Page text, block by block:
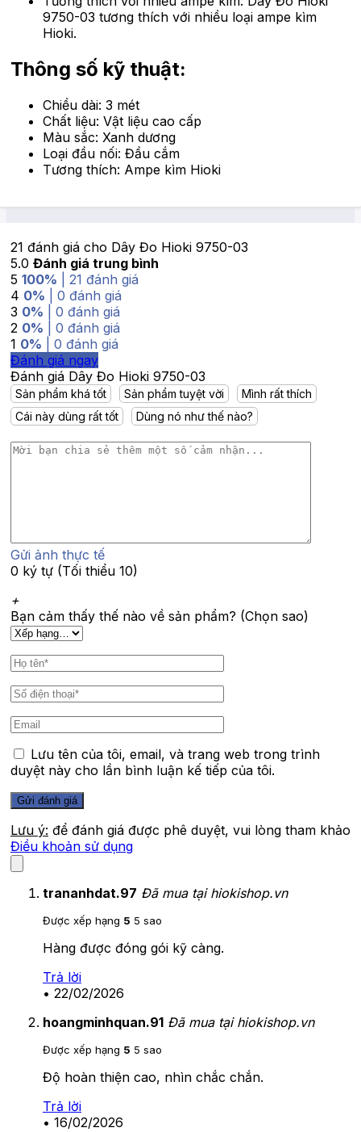
9750-03 tương thích với nhiều loại ampe kìm
Hioki.
Thông số kỹ thuật:
Chiều dài: 3 mét
Chất liệu: Vật liệu cao cấp
Màu sắc: Xanh dương
Loại đầu nối: Đầu cắm
Tương thích: Ampe kìm Hioki
21 đánh giá cho Dây Đo Hioki 9750-03
5.0 Đánh giá trung bình
5 100% | 21 đánh giá
4 0% | 0 đánh giá
3 0% | 0 đánh giá
2 0% | 0 đánh giá
1 0% | 0 đánh giá
Đánh giá ngay
Đánh giá Dây Đo Hioki 9750-03
Sản phẩm khá tốt Sản phẩm tuyệt vời
Mình rất thích
Cái này dùng rất tốt
Dùng nó như thế nào?
Gửi ảnh thực tế
0 ký tự (Tối thiểu 10)
+
Bạn cảm thấy thế nào về sản phẩm? (Chọn sao)
Lưu tên của tôi, email, và trang web trong trình
duyệt này cho lần bình luận kế tiếp của tôi.
Lưu ý: để đánh giá được phê duyệt, vui lòng tham khảo
Điều khoản sử dụng
trananhdat.97 Đã mua tại hiokishop.vn
Được xếp hạng 5 5 sao
Hàng được đóng gói kỹ càng.
Trả lời
• 22/02/2026
hoangminhquan.91 Đã mua tại hiokishop.vn
Được xếp hạng 5 5 sao
Độ hoàn thiện cao, nhìn chắc chắn.
Trả lời
• 16/02/2026